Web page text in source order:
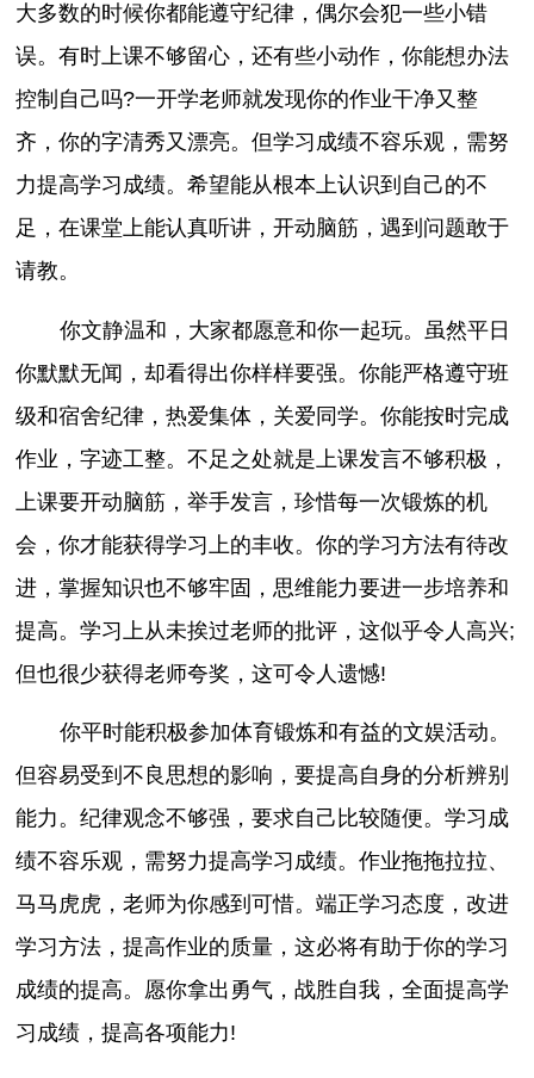
大多数的时候你都能遵守纪律，偶尔会犯一些小错
误。有时上课不够留心，还有些小动作，你能想办法
控制自己吗?一开学老师就发现你的作业干净又整
齐，你的字清秀又漂亮。但学习成绩不容乐观，需努
力提高学习成绩。希望能从根本上认识到自己的不
足，在课堂上能认真听讲，开动脑筋，遇到问题敢于
请教。
你文静温和，大家都愿意和你一起玩。虽然平日
你默默无闻，却看得出你样样要强。你能严格遵守班
级和宿舍纪律，热爱集体，关爱同学。你能按时完成
作业，字迹工整。不足之处就是上课发言不够积极，
上课要开动脑筋，举手发言，珍惜每一次锻炼的机
会，你才能获得学习上的丰收。你的学习方法有待改
进，掌握知识也不够牢固，思维能力要进一步培养和
提高。学习上从未挨过老师的批评，这似乎令人高兴;
但也很少获得老师夸奖，这可令人遗憾!
你平时能积极参加体育锻炼和有益的文娱活动。
但容易受到不良思想的影响，要提高自身的分析辨别
能力。纪律观念不够强，要求自己比较随便。学习成
绩不容乐观，需努力提高学习成绩。作业拖拖拉拉、
马马虎虎，老师为你感到可惜。端正学习态度，改进
学习方法，提高作业的质量，这必将有助于你的学习
成绩的提高。愿你拿出勇气，战胜自我，全面提高学
习成绩，提高各项能力!